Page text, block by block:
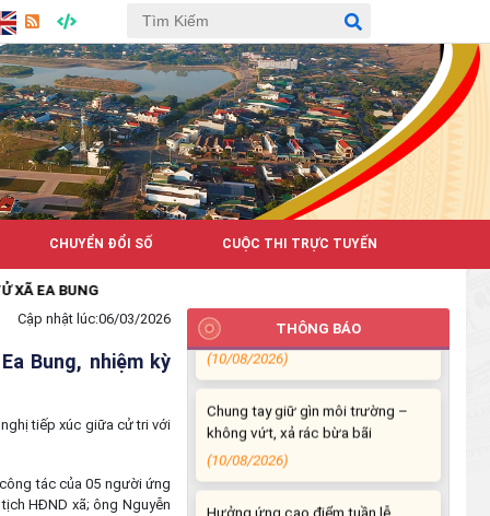
CHUYỂN ĐỔI SỐ CUỘC THI TRỰC TUYẾN
BUNG
Cập nhật lúc:06/03/2026
Bung, nhiệm kỳ
tiếp xúc giữa cử tri với
tác của 05 người ứng
HĐND xã; ông Nguyễn
THÔNG BÁO
(10/08/2026)
Chung tay giữ gìn môi trường –
không vứt, xả rác bừa bãi
(10/08/2026)
Hưởng ứng cao điểm tuần lễ
truyền thông Lễ hội Sầu riêng